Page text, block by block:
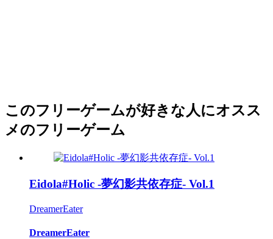
このフリーゲームが好きな人にオスス
メのフリーゲーム
Eidola#Holic -夢幻影共依存症- Vol.1
DreamerEater
DreamerEater